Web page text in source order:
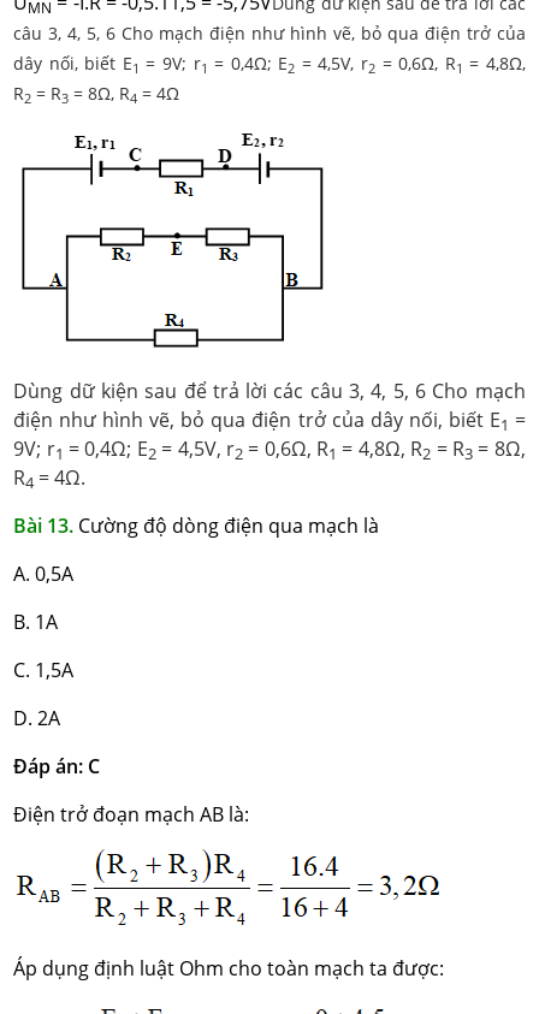
MN
câu 3, 4, 5, 6 Cho mạch điện như hình vẽ, bỏ qua điện trở của
dây nối, biết E1 = 9V; r1 = 0,4Ω; E2 = 4,5V, r2 = 0,6Ω, R1 = 4,8Ω,
R2 = R3 = 8Ω, R4 = 4Ω
Dùng dữ kiện sau để trả lời các câu 3, 4, 5, 6 Cho mạch
điện như hình vẽ, bỏ qua điện trở của dây nối, biết E1 =
9V; r1 = 0,4Ω; E2= 4,5V, r2= 0,6Ω, R1 = 4,8Ω, R2 = R3 = 8Ω,
R4 = 4Ω.
Bài 13. Cường độ dòng điện qua mạch là
A. 0,5A
B. 1A
C. 1,5A
D. 2A
Đáp án: C
Điện trở đoạn mạch AB là:
Áp dụng định luật Ohm cho toàn mạch ta được: